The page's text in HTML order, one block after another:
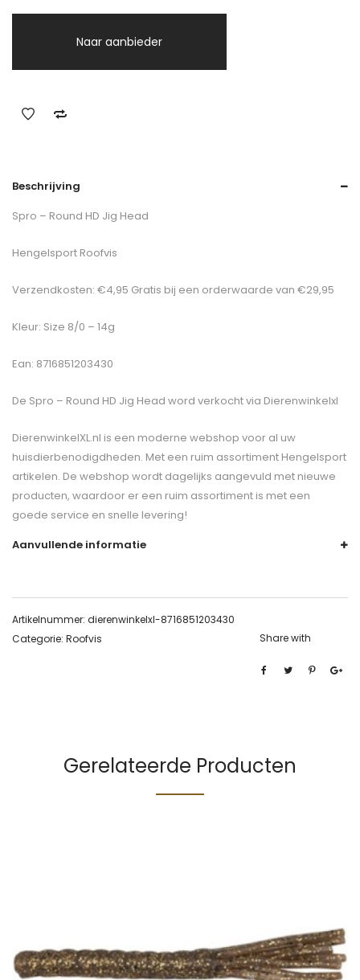
Naar aanbieder
Beschrijving
Spro – Round HD Jig Head
Hengelsport Roofvis
Verzendkosten: €4,95 Gratis bij een orderwaarde van €29,95
Kleur: Size 8/0 – 14g
Ean: 8716851203430
De Spro – Round HD Jig Head word verkocht via Dierenwinkelxl
DierenwinkelXL.nl is een moderne webshop voor al uw
huisdierbenodigdheden. Met een ruim assortiment Hengelsport
artikelen. De webshop wordt dagelijks aangevuld met nieuwe
producten, waardoor er een ruim assortiment is met een
goede service en snelle levering!
Aanvullende informatie
Artikelnummer: dierenwinkelxl-8716851203430
Categorie: Roofvis Share with
Gerelateerde Producten